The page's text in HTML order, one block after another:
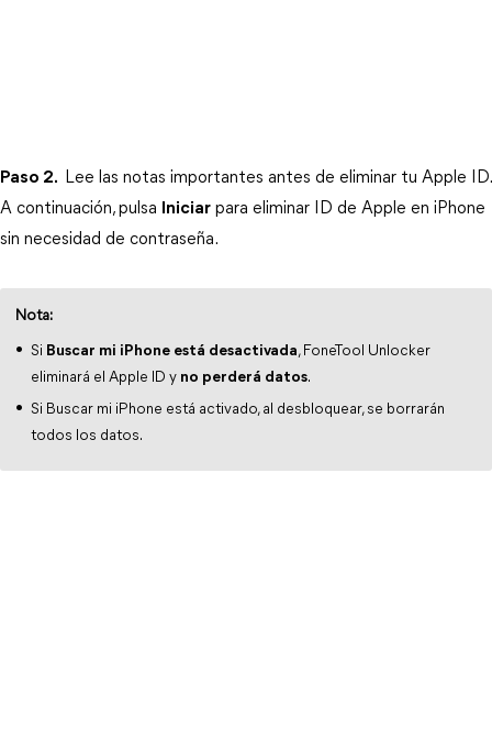
Paso 2.
Lee las notas importantes antes de eliminar tu Apple ID.
A continuación, pulsa
Iniciar para eliminar ID de Apple en iPhone
sin necesidad de contraseña.
Nota:
Si Buscar mi iPhone está desactivada, FoneTool Unlocker
eliminará el Apple ID y no perderá datos.
Si Buscar mi iPhone está activado, al desbloquear, se borrarán
todos los datos.